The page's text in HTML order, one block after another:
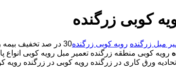
کوبی زرگنده
مبل زرگنده رویه کوبی زرگنده30 در صد تخفیف بیمه رایگان 09193609760-آقای امین شفیعخانی شبانه روزی کارگران مجرب تعمیر مبل محدوده زرگنده
رویه کوبی منطقه زرگنده تعمیر مبل رویه کوبی
ورق کاری در زرگنده رویه کوبی در زرگنده